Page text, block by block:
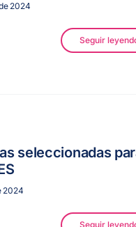
2024
Seguir
seleccionadas
2024
Seguir